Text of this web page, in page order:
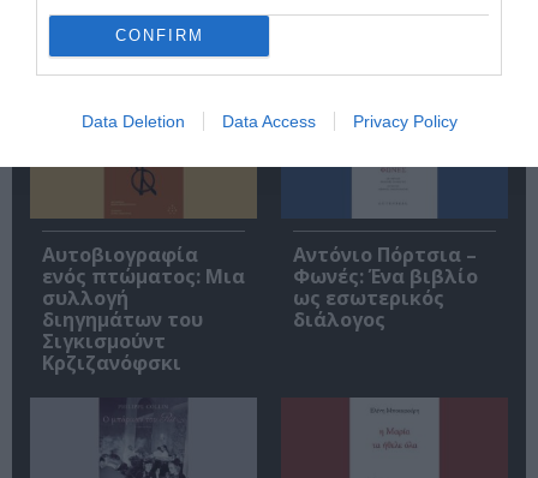
CONFIRM
Data Deletion Data Access Privacy Policy
Σχετικά Άρθρα
Αυτοβιογραφία
ενός πτώματος: Μια
συλλογή
διηγημάτων του
Σιγκισμούντ
Κρζιζανόφσκι
Αντόνιο Πόρτσια –
Φωνές: Ένα βιβλίο
ως εσωτερικός
διάλογος